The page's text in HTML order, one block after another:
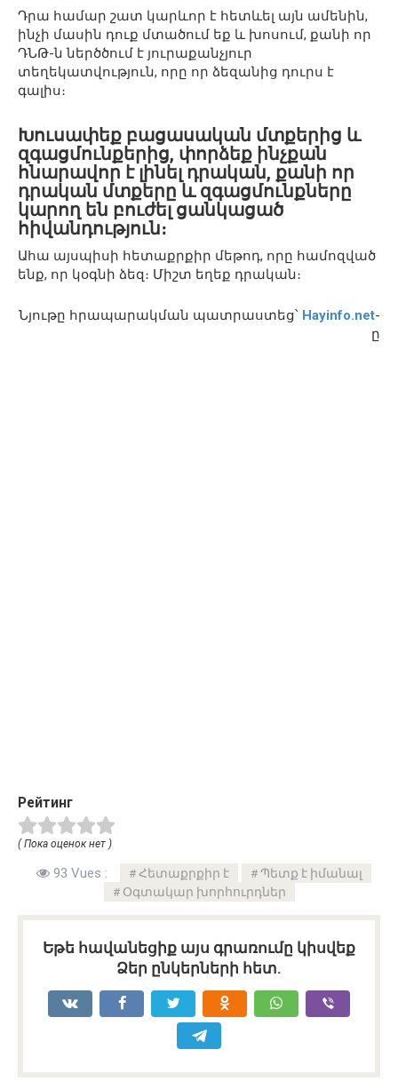
Դրա համար շատ կարևոր է հետևել այն ամենին,
ինչի մասին դուք մտածում եք և խոսում, քանի որ
ԴՆԹ-ն ներծծում է յուրաքանչյուր
տեղեկատվություն, որը որ ձեզանից դուրս է
գալիս։
Խուսափեք բացասական մտքերից և
զգացմունքերից, փորձեք ինչքան
հնարավոր է լինել դրական, քանի որ
դրական մտքերը և զգացմունքները
կարող են բուժել ցանկացած
հիվանդություն։
Ահա այսպիսի հետաքրքիր մեթոդ, որը համոզված
ենք, որ կօգնի ձեզ։ Միշտ եղեք դրական։
Նյութը հրապարակման պատրաստեց՝ Hayinfo.net-
ը
Рейтинг
( Пока оценок нет )
93 Vues : Հետաքրքիր է
Պետք է իմանալ
Օգտակար խորհուրդներ
Եթե հավանեցիք այս գրառումը կիսվեք
Ձեր ընկերների հետ.